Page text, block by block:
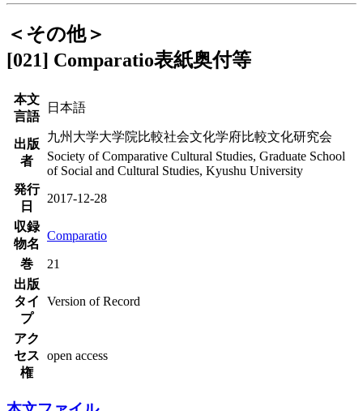
＜その他＞
[021] Comparatio表紙奥付等
本文
言語
日本語
出版
者
九州大学大学院比較社会文化学府比較文化研究会
Society of Comparative Cultural Studies, Graduate School
of Social and Cultural Studies, Kyushu University
発行
日
2017-12-28
収録
物名
Comparatio
巻
21
出版
タイ
プ
Version of Record
アク
セス
権
open access